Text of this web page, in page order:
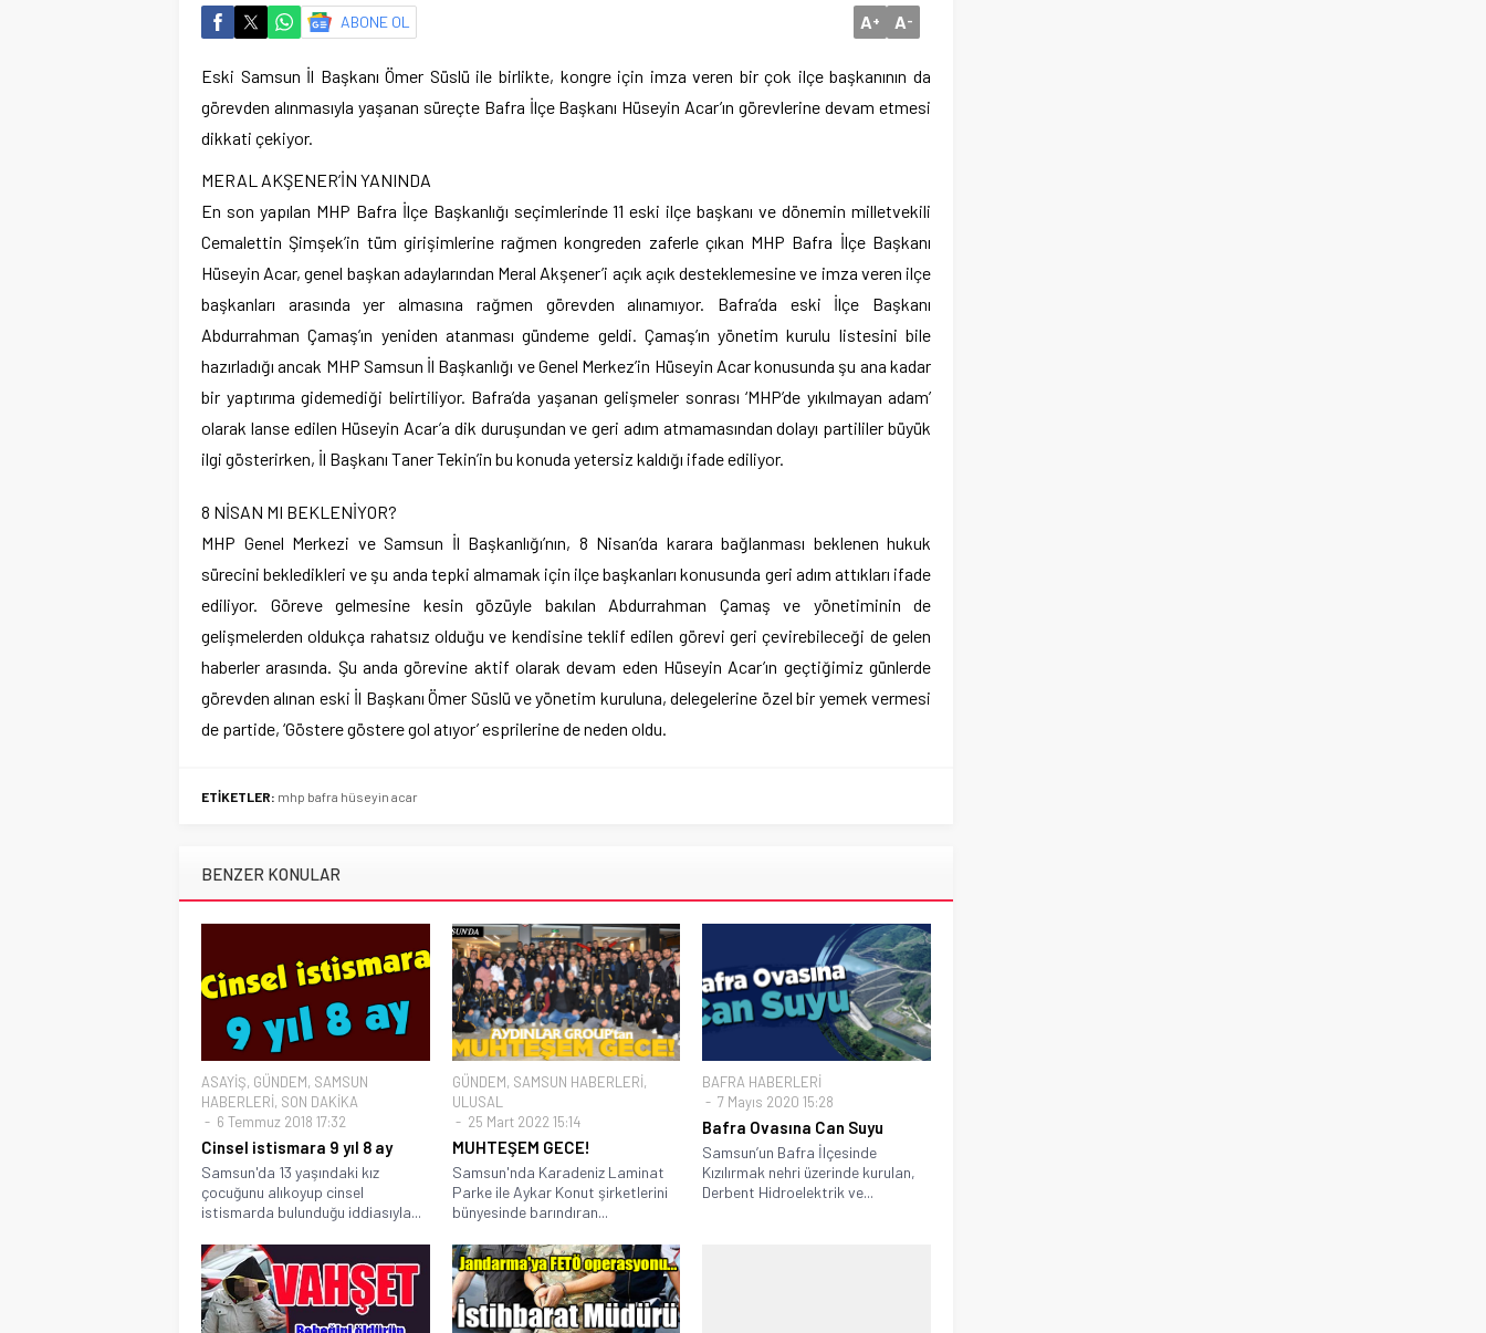
ABONE OL A+ A-
Eski Samsun İl Başkanı Ömer Süslü ile birlikte, kongre için imza veren bir çok ilçe başkanının da
görevden alınmasıyla yaşanan süreçte Bafra İlçe Başkanı Hüseyin Acar’ın görevlerine devam etmesi
dikkati çekiyor.
MERAL AKŞENER’İN YANINDA
En son yapılan MHP Bafra İlçe Başkanlığı seçimlerinde 11 eski ilçe başkanı ve dönemin milletvekili
Cemalettin Şimşek’in tüm girişimlerine rağmen kongreden zaferle çıkan MHP Bafra İlçe Başkanı
Hüseyin Acar, genel başkan adaylarından Meral Akşener’i açık açık desteklemesine ve imza veren ilçe
başkanları arasında yer almasına rağmen görevden alınamıyor. Bafra’da eski İlçe Başkanı
Abdurrahman Çamaş’ın yeniden atanması gündeme geldi. Çamaş’ın yönetim kurulu listesini bile
hazırladığı ancak MHP Samsun İl Başkanlığı ve Genel Merkez’in Hüseyin Acar konusunda şu ana kadar
bir yaptırıma gidemediği belirtiliyor. Bafra’da yaşanan gelişmeler sonrası ‘MHP’de yıkılmayan adam’
olarak lanse edilen Hüseyin Acar’a dik duruşundan ve geri adım atmamasından dolayı partililer büyük
ilgi gösterirken, İl Başkanı Taner Tekin’in bu konuda yetersiz kaldığı ifade ediliyor.
8 NİSAN MI BEKLENİYOR?
MHP Genel Merkezi ve Samsun İl Başkanlığı’nın, 8 Nisan’da karara bağlanması beklenen hukuk
sürecini bekledikleri ve şu anda tepki almamak için ilçe başkanları konusunda geri adım attıkları ifade
ediliyor. Göreve gelmesine kesin gözüyle bakılan Abdurrahman Çamaş ve yönetiminin de
gelişmelerden oldukça rahatsız olduğu ve kendisine teklif edilen görevi geri çevirebileceği de gelen
haberler arasında. Şu anda görevine aktif olarak devam eden Hüseyin Acar’ın geçtiğimiz günlerde
görevden alınan eski İl Başkanı Ömer Süslü ve yönetim kuruluna, delegelerine özel bir yemek vermesi
de partide, ‘Göstere göstere gol atıyor’ esprilerine de neden oldu.
ETİKETLER: mhp bafra hüseyin acar
BENZER KONULAR
ASAYİŞ, GÜNDEM, SAMSUN
HABERLERİ, SON DAKİKA
6 Temmuz 2018 17:32
Cinsel istismara 9 yıl 8 ay
Samsun'da 13 yaşındaki kız
çocuğunu alıkoyup cinsel
istismarda bulunduğu iddiasıyla...
GÜNDEM, SAMSUN HABERLERİ,
ULUSAL
25 Mart 2022 15:14
MUHTEŞEM GECE!
Samsun'nda Karadeniz Laminat
Parke ile Aykar Konut şirketlerini
bünyesinde barındıran...
BAFRA HABERLERİ
7 Mayıs 2020 15:28
Bafra Ovasına Can Suyu
Samsun’un Bafra İlçesinde
Kızılırmak nehri üzerinde kurulan,
Derbent Hidroelektrik ve...